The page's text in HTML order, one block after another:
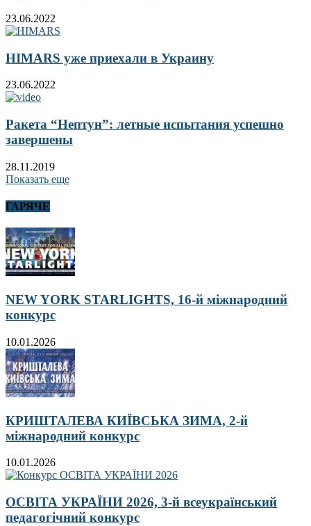
23.06.2022
HIMARS уже приехали в Украину
23.06.2022
Ракета “Нептун”: летные испытания успешно
завершены
28.11.2019
Показать еще
ГАРЯЧЕ
NEW YORK STARLIGHTS, 16-й міжнародний
конкурс
10.01.2026
КРИШТАЛЕВА КИЇВСЬКА ЗИМА, 2-й
міжнародний конкурс
10.01.2026
ОСВІТА УКРАЇНИ 2026, 3-й всеукраїнський
педагогічний конкурс